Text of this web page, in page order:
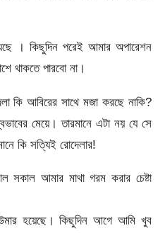
। কিছুদিন পরেই আমার অপারেশন
থাকতে পারবো না।
কি আবিরের সাথে মজা করছে নাকি?
মেয়ে। তারমানে এটা নয় যে সে
কি সত্যিই রোদেলার!
আমার মাথা গরম করার চেষ্টা
হয়েছে। কিছুদিন আগে আমি খুব